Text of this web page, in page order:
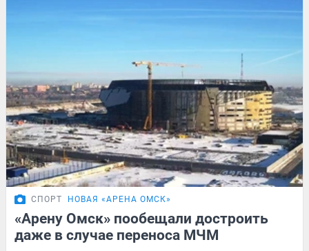
СПОРТ НОВАЯ «АРЕНА ОМСК»
«Арену Омск» пообещали достроить
даже в случае переноса МЧМ